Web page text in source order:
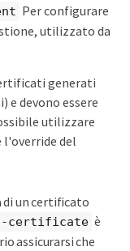
Per configurare
utilizzato da
generati
e devono essere
utilizzare
l'override del
di un certificato
certificate è
assicurarsi che